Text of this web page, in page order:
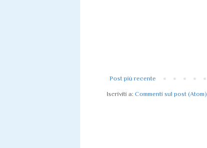
Post più recente
Iscriviti a: Commenti sul post (Atom)